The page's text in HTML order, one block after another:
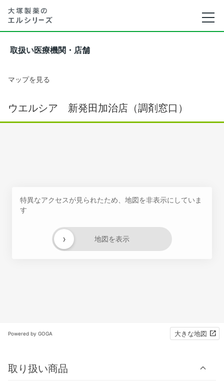
取扱い医療機関・店舗
マップを見る
ウエルシア 新発田加治店（調剤窓口）
特異なアクセスが見られたため、地図を非表示にしていま
す
地図を表示
›
Powered by GOGA 大きな地図
取り扱い商品